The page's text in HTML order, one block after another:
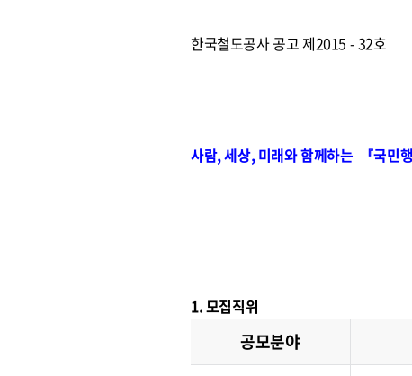
한국철도공사 공고 제2015 - 32호
사람, 세상, 미래와 함께하는 『국민
1. 모집직위
공모분야